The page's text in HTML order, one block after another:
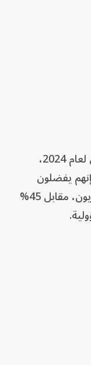
وبشأن ما يتعلق بانتخابات الكونجرس لعام 2024،
إنهم يفضلون
الكونجرس الذي يسيطر عليه الجمهوريون، مقابل 45%